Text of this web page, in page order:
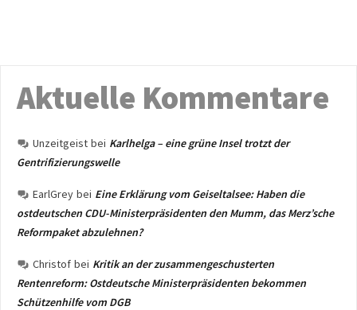
Aktuelle Kommentare
Unzeitgeist bei Karlhelga – eine grüne Insel trotzt der
Gentrifizierungswelle
EarlGrey bei Eine Erklärung vom Geiseltalsee: Haben die
ostdeutschen CDU-Ministerpräsidenten den Mumm, das Merz’sche
Reformpaket abzulehnen?
Christof bei Kritik an der zusammengeschusterten
Rentenreform: Ostdeutsche Ministerpräsidenten bekommen
Schützenhilfe vom DGB